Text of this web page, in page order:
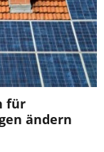
für
ändern